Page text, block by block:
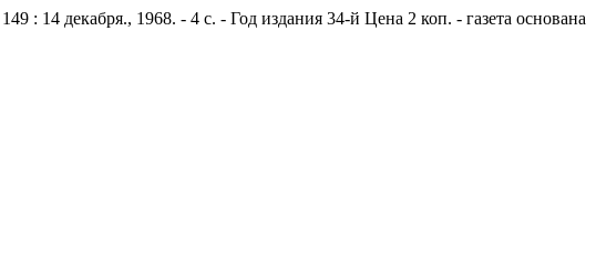
14 декабря., 1968. - 4 с. - Год издания 34-й Цена 2 коп. - газета основана